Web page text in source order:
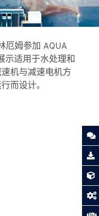
厄姆参加 AQUA
示适用于水处理和
机与减速电机方
而设计。